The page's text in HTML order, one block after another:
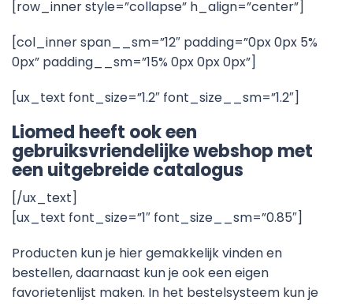
[row_inner style=”collapse” h_align=”center”]
[col_inner span__sm=”12″ padding=”0px 0px 5%
0px” padding__sm=”15% 0px 0px 0px”]
[ux_text font_size=”1.2″ font_size__sm=”1.2″]
Liomed heeft ook een
gebruiksvriendelijke webshop met
een uitgebreide catalogus
[/ux_text]
[ux_text font_size=”1″ font_size__sm=”0.85″]
Producten kun je hier gemakkelijk vinden en
bestellen, daarnaast kun je ook een eigen
favorietenlijst maken. In het bestelsysteem kun je